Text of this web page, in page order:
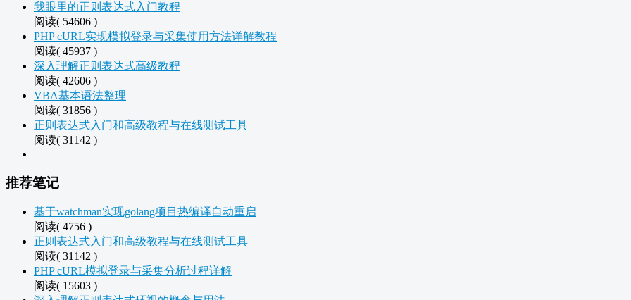
我眼里的正则表达式入门教程
阅读( 54606 )
PHP cURL实现模拟登录与采集使用方法详解教程
阅读( 45937 )
深入理解正则表达式高级教程
阅读( 42606 )
VBA基本语法整理
阅读( 31856 )
正则表达式入门和高级教程与在线测试工具
阅读( 31142 )
推荐笔记
基于watchman实现golang项目热编译自动重启
阅读( 4756 )
正则表达式入门和高级教程与在线测试工具
阅读( 31142 )
PHP cURL模拟登录与采集分析过程详解
阅读( 15603 )